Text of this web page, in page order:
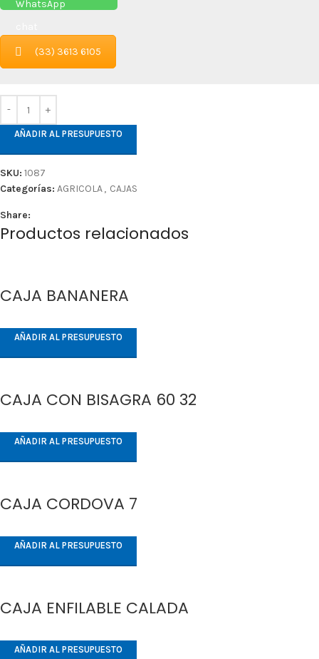
(33) 3613 6105
AÑADIR AL PRESUPUESTO
SKU: 1087
Categorías: AGRICOLA, CAJAS
Share:
Productos relacionados
CAJA BANANERA
AÑADIR AL PRESUPUESTO
CAJA CON BISAGRA 60 32
AÑADIR AL PRESUPUESTO
CAJA CORDOVA 7
AÑADIR AL PRESUPUESTO
CAJA ENFILABLE CALADA
AÑADIR AL PRESUPUESTO